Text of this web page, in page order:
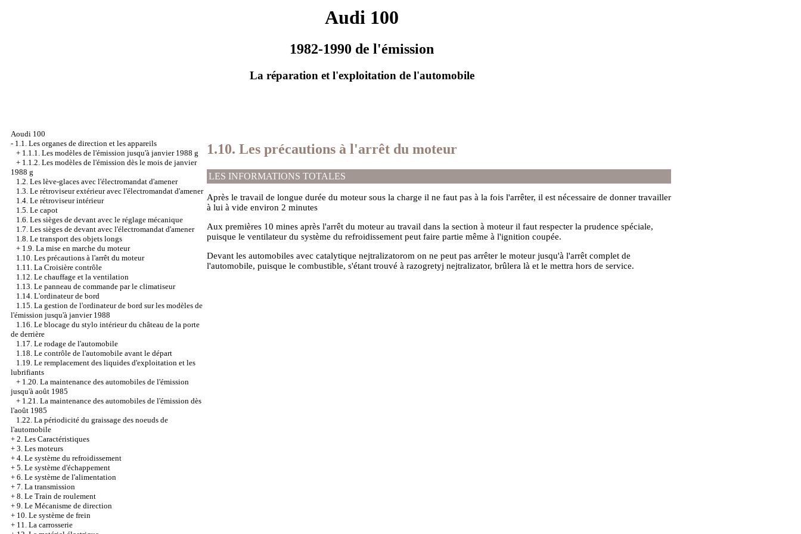
Audi 100
1982-1990 de l'émission
La réparation et l'exploitation de l'automobile
Aoudi 100
- 1.1. Les organes de direction et les appareils
+ 1.1.1. Les modèles de l'émission jusqu'à janvier 1988 g
+ 1.1.2. Les modèles de l'émission dès le mois de janvier
1988 g
1.2. Les lève-glaces avec l'électromandat d'amener
1.3. Le rétroviseur extérieur avec l'électromandat d'amener
1.4. Le rétroviseur intérieur
1.5. Le capot
1.6. Les sièges de devant avec le réglage mécanique
1.7. Les sièges de devant avec l'électromandat d'amener
1.8. Le transport des objets longs
+ 1.9. La mise en marche du moteur
1.10. Les précautions à l'arrêt du moteur
1.11. La Croisière contrôle
1.12. Le chauffage et la ventilation
1.13. Le panneau de commande par le climatiseur
1.14. L'ordinateur de bord
1.15. La gestion de l'ordinateur de bord sur les modèles de
l'émission jusqu'à janvier 1988
1.16. Le blocage du stylo intérieur du château de la porte
de derrière
1.17. Le rodage de l'automobile
1.18. Le contrôle de l'automobile avant le départ
1.19. Le remplacement des liquides d'exploitation et les
lubrifiants
+ 1.20. La maintenance des automobiles de l'émission
jusqu'à août 1985
+ 1.21. La maintenance des automobiles de l'émission dès
l'août 1985
1.22. La périodicité du graissage des noeuds de
l'automobile
+ 2. Les Caractéristiques
+ 3. Les moteurs
+ 4. Le système du refroidissement
+ 5. Le système d'échappement
+ 6. Le système de l'alimentation
+ 7. La transmission
+ 8. Le Train de roulement
+ 9. Le Mécanisme de direction
+ 10. Le système de frein
+ 11. La carrosserie
1.10. Les précautions à l'arrêt du moteur
LES INFORMATIONS TOTALES
Après le travail de longue durée du moteur sous la charge il ne faut pas à la fois l'arrêter, il est nécessaire de donner travailler
à lui à vide environ 2 minutes
Aux premières 10 mines après l'arrêt du moteur au travail dans la section à moteur il faut respecter la prudence spéciale,
puisque le ventilateur du système du refroidissement peut faire partie même à l'ignition coupée.
Devant les automobiles avec catalytique nejtralizatorom on ne peut pas arrêter le moteur jusqu'à l'arrêt complet de
l'automobile, puisque le combustible, s'étant trouvé à razogretyj nejtralizator, brûlera là et le mettra hors de service.